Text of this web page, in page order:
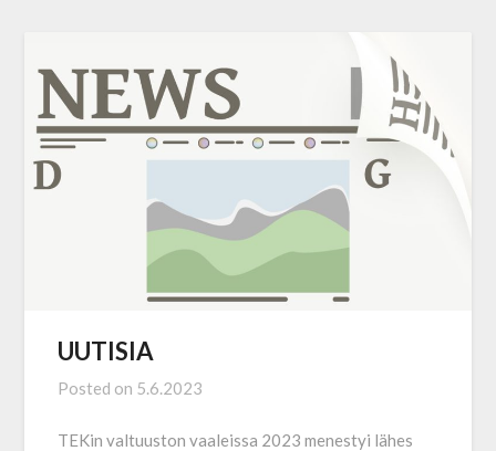
UUTISIA
Posted on 5.6.2023
TEKin valtuuston vaaleissa 2023 menestyi lähes